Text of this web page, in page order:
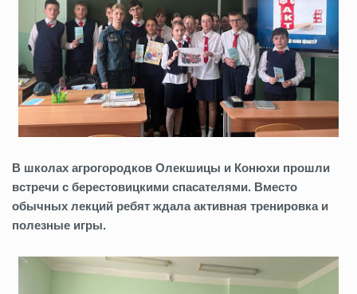
В школах агрогородков Олекшицы и Конюхи прошли
встречи с берестовицкими спасателями. Вместо
обычных лекций ребят ждала активная тренировка и
полезные игры.